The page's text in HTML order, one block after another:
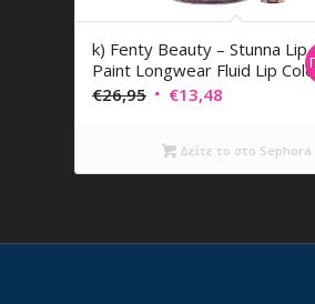
k) Fenty Beauty – Stunna Lip
Paint Longwear Fluid Lip
€26,95 Original
was:
€26,95.
€13,48
τιμή
είναι:
Δείτε το στο Sephora